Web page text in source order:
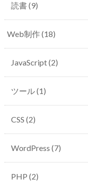
読書(9)
Web制作(18)
JavaScript(2)
ツール(1)
CSS (2)
WordPress (7)
PHP (2)